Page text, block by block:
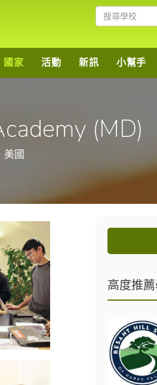
國家 活動 新訊 小幫手
(MD)
美國
高度推